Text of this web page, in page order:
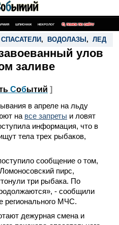
ШПИОНАЖ НЕКРОЛОГ ПОИСК ПО САЙТУ
СПАСАТЕЛИ , ВОДОЛАЗЫ , ЛЕД
улов
заливе
Событий ]
в апреле на льду
на все запреты и ловят
информация, что в
тела трех рыбаков,
сообщение о том,
пирс,
три рыбака. По
- сообщили
регионального МЧС.
дежурная смена и